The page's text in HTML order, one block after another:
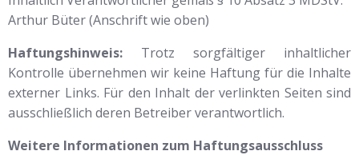
Arthur Büter (Anschrift wie oben)
Haftungshinweis: Trotz sorgfältiger inhaltlicher
Kontrolle übernehmen wir keine Haftung für die Inhalte
externer Links. Für den Inhalt der verlinkten Seiten sind
ausschließlich deren Betreiber verantwortlich.
Weitere Informationen zum Haftungsausschluss